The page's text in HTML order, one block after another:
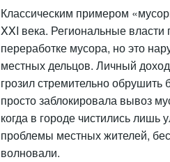
Классическим примером
XXI века. Региональные
переработке мусора, но это
местных дельцов. Личный
грозил стремительно
просто заблокировала вывоз
когда в городе чистились лишь
проблемы местных жителей,
волновали.